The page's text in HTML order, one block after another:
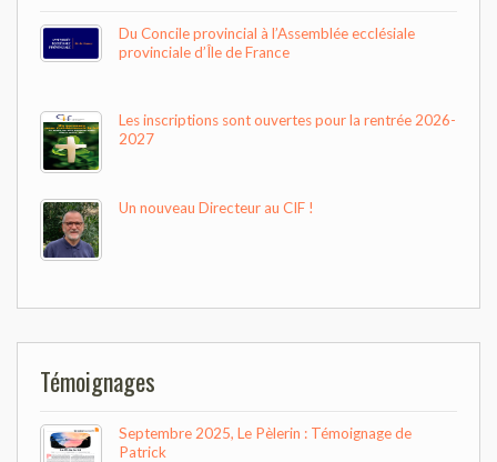
Du Concile provincial à l’Assemblée ecclésiale
provinciale d’Île de France
Les inscriptions sont ouvertes pour la rentrée 2026-
2027
Un nouveau Directeur au CIF !
Témoignages
Septembre 2025, Le Pèlerin : Témoignage de
Patrick